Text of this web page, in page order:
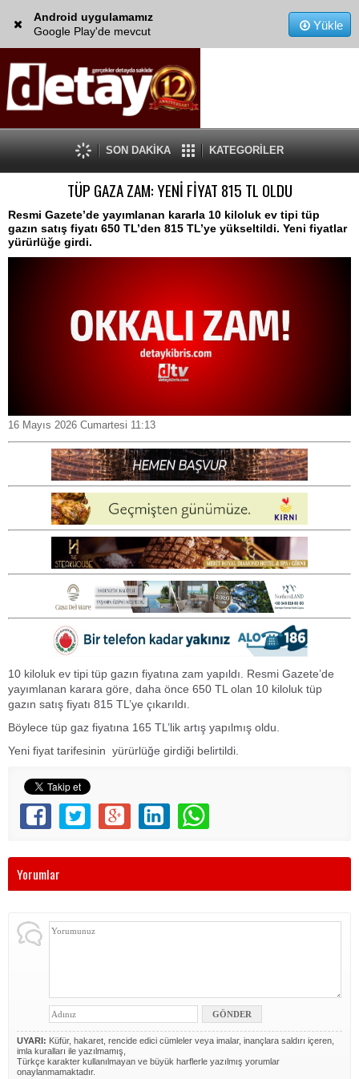
Android uygulamamız
Google Play'de mevcut
Yükle
SON DAKİKA KATEGORİLER
TÜP GAZA ZAM: YENİ FİYAT 815 TL OLDU
Resmi Gazete’de yayımlanan kararla 10 kiloluk ev tipi tüp
gazın satış fiyatı 650 TL’den 815 TL’ye yükseltildi. Yeni fiyatlar
yürürlüğe girdi.
16 Mayıs 2026 Cumartesi 11:13
10 kiloluk ev tipi tüp gazın fiyatına zam yapıldı. Resmi Gazete’de
yayımlanan karara göre, daha önce 650 TL olan 10 kiloluk tüp
gazın satış fiyatı 815 TL’ye çıkarıldı.
Böylece tüp gaz fiyatına 165 TL’lik artış yapılmış oldu.
Yeni fiyat tarifesinin yürürlüğe girdiği belirtildi.
Yorumlar
UYARI: Küfür, hakaret, rencide edici cümleler veya imalar, inançlara saldırı içeren,
imla kuralları ile yazılmamış,
Türkçe karakter kullanılmayan ve büyük harflerle yazılmış yorumlar
onaylanmamaktadır.